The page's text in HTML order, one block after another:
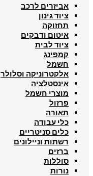
אביזרים לרכב
ציוד גינון
תחזוקה
איטום ודבקים
ציוד לבית
קמפינג
חשמל
אלקטרוניקה וסלולר
אינסטלציה
מוצרי חשמל
פרזול
תאורה
כלי עבודה
כלים סניטריים
רשתות וניילונים
ברזים
סוללות
נורות